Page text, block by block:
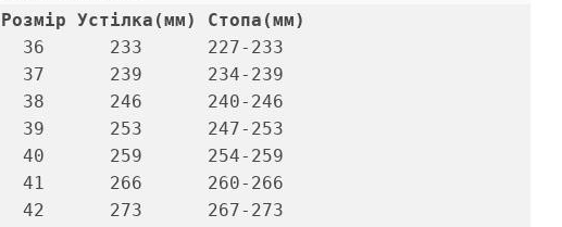
Розмір Устілка(мм) Стопа(мм)
  36      233      227-233
  37      239      234-239
  38      246      240-246
  39      253      247-253
  40      259      254-259
  41      266      260-266
  42      273      267-273